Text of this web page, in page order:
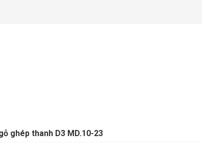
ghép thanh D3 MD.10-23